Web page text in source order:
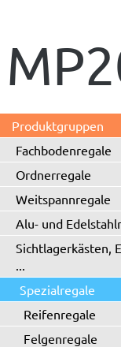
Produktgruppen
Fachbodenregale
Ordnerregale
Weitspannregale
Alu- und
Sichtlagerkästen,
...
Spezialregale
Reifenregale
Felgenregale